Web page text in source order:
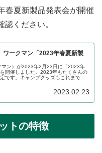
春夏新製品発表会が開催
ください。
ワークマン「2023年春夏新製
マン）が2023年2月23日に「2023年
開催しました。2023年もたくさんの
です。キャンプグッズもこれまで以
2023.02.23
トの特徴